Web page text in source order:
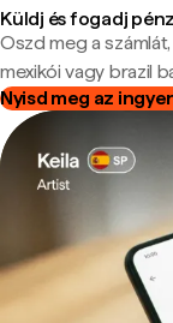
Küldj és fogadj
Oszd meg a
mexikói vagy brazil
Nyisd meg az